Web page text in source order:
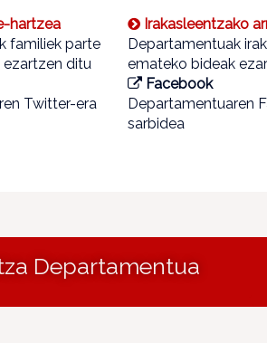
hartzea
familiek parte
ditu
Irakasleentzako
Departamentuak
emateko bideak
Twitter-era
Facebook
Departamentuaren
sarbidea
Departamentua